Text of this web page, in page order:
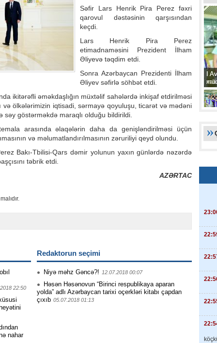
Səfir Lars Henrik Pira Perez fəxri
qarovul dəstəsinin qarşısından
keçdi.
Lars Henrik Pira Perez
etimadnaməsini Prezident İlham
Əliyevə təqdim etdi.
Sonra Azərbaycan Prezidenti İlham
Əliyev səfirlə söhbət etdi.
ikitərəfli əməkdaşlığın müxtəlif sahələrdə inkişaf etdirilməsi
və ölkələrimizin iqtisadi, sərmayə qoyuluşu, ticarət və mədəni
göstərməkdə maraqlı olduğu bildirildi.
arasında əlaqələrin daha da genişləndirilməsi üçün
və məlumatlandırılmasının zəruriliyi qeyd olundu.
Bakı-Tbilisi-Qars dəmir yolunun yaxın günlərdə nəzərdə
təbrik etdi.
AZƏRTAC
22:50
nahar
Redaktorun seçimi
Niyə məhz Gəncə?! 12.07.2018 00:07
Həsən Həsənovun “Birinci respublikaya aparan
yolda” adlı Azərbaycan tarixi oçerkləri kitabı çapdan
çıxıb 05.07.2018 01:13
II